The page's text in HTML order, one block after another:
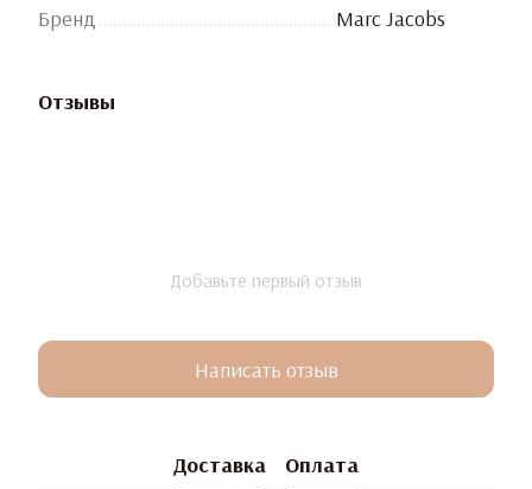
Бренд
Marc Jacobs
Отзывы
Добавьте первый отзыв
Написать отзыв
Доставка Оплата